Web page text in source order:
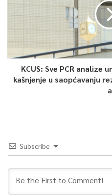
KCUS: Sve PCR analize
kašnjenje u saopćavanju
a
Subscribe